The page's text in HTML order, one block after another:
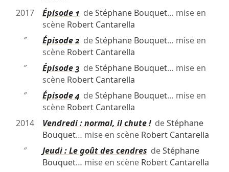
2017
Épisode 1 deStéphane Bouquet… mise en
scène Robert Cantarella
″
Épisode 2 deStéphane Bouquet… mise en
scène Robert Cantarella
″
Épisode 3 deStéphane Bouquet… mise en
scène Robert Cantarella
″
Épisode 4 deStéphane Bouquet… mise en
scène Robert Cantarella
2014
Vendredi : normal, il chute !deStéphane
Bouquet… mise en scène Robert Cantarella
″
Jeudi : Le goût des cendres deStéphane
Bouquet… mise en scène Robert Cantarella